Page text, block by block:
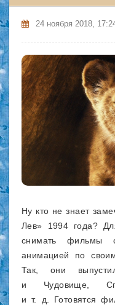
24 ноября 2018,
Ну кто не знает
Лев» 1994 года?
снимать фильмы
анимацией по
Так, они
и Чудовище,
и т. д. Готовятся